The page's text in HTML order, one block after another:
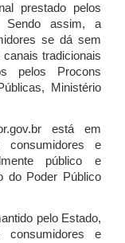
prestado pelos
Sendo assim, a
se dá sem
tradicionais
pelos Procons
Ministério
está em
consumidores e
público e
do Poder Público
pelo Estado,
consumidores e